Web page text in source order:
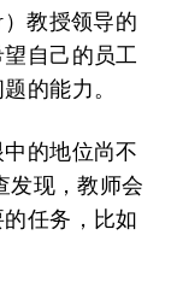
教授领导的
自己的员工
的能力。
的地位尚不
发现，教师会
任务，比如